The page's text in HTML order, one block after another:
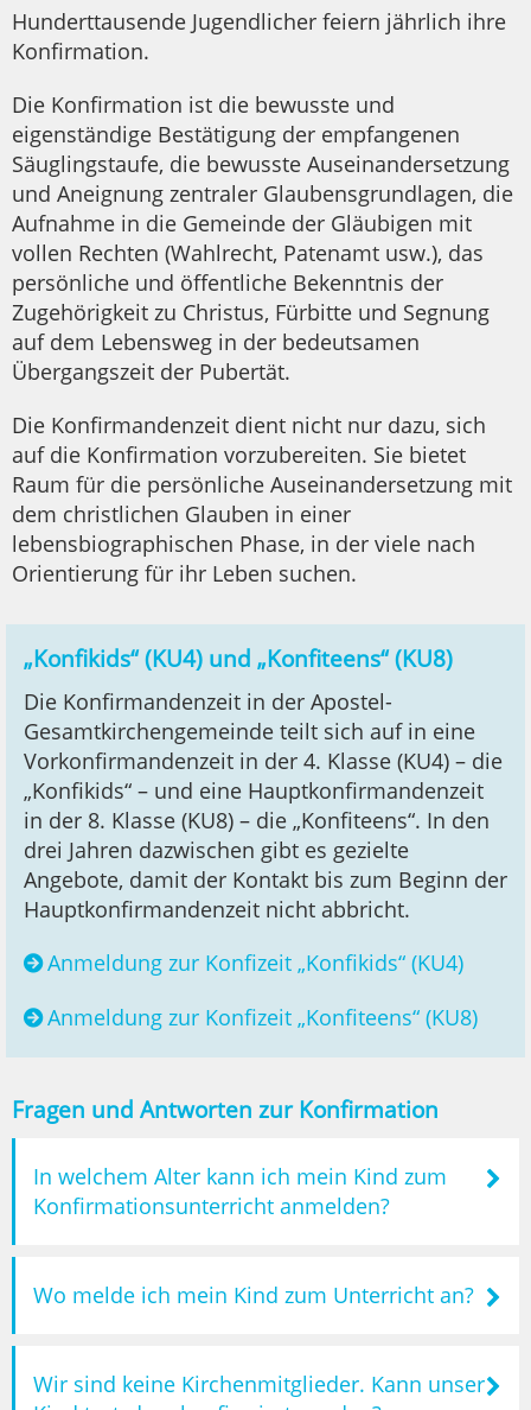
Hunderttausende Jugendlicher feiern jährlich ihre
Konfirmation.
Die Konfirmation ist die bewusste und
eigenständige Bestätigung der empfangenen
Säuglingstaufe, die bewusste Auseinandersetzung
und Aneignung zentraler Glaubensgrundlagen, die
Aufnahme in die Gemeinde der Gläubigen mit
vollen Rechten (Wahlrecht, Patenamt usw.), das
persönliche und öffentliche Bekenntnis der
Zugehörigkeit zu Christus, Fürbitte und Segnung
auf dem Lebensweg in der bedeutsamen
Übergangszeit der Pubertät.
Die Konfirmandenzeit dient nicht nur dazu, sich
auf die Konfirmation vorzubereiten. Sie bietet
Raum für die persönliche Auseinandersetzung mit
dem christlichen Glauben in einer
lebensbiographischen Phase, in der viele nach
Orientierung für ihr Leben suchen.
„Konfikids“ (KU4) und „Konfiteens“ (KU8)
Die Konfirmandenzeit in der Apostel-
Gesamtkirchengemeinde teilt sich auf in eine
Vorkonfirmandenzeit in der 4. Klasse (KU4) – die
„Konfikids“ – und eine Hauptkonfirmandenzeit
in der 8. Klasse (KU8) – die „Konfiteens“. In den
drei Jahren dazwischen gibt es gezielte
Angebote, damit der Kontakt bis zum Beginn der
Hauptkonfirmandenzeit nicht abbricht.
Anmeldung zur Konfizeit „Konfikids“ (KU4)
Anmeldung zur Konfizeit „Konfiteens“ (KU8)
Fragen und Antworten zur Konfirmation
In welchem Alter kann ich mein Kind zum
Konfirmationsunterricht anmelden?
Wo melde ich mein Kind zum Unterricht an?
Wir sind keine Kirchenmitglieder. Kann unser